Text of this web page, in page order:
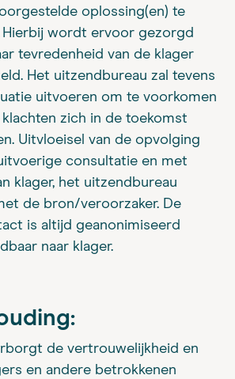
oplossing(en) te
Hierbij wordt ervoor gezorgd
tevredenheid van de klager
Het uitzendbureau zal tevens
uitvoeren om te voorkomen
zich in de toekomst
Uitvloeisel van de opvolging
consultatie en met
klager, het uitzendbureau
de bron/veroorzaker. De
is altijd geanonimiseerd
naar klager.
de vertrouwelijkheid en
en andere betrokkenen